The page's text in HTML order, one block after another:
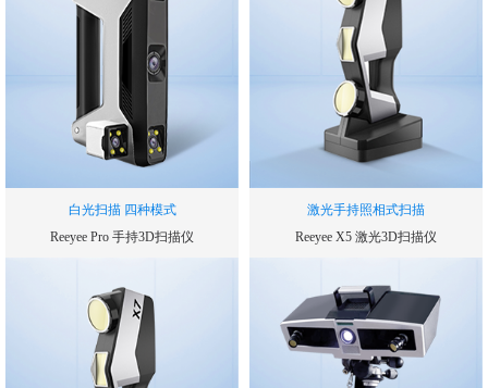
单幅扫描精度
0.05
mm
测量范围
210*150
白光扫描 四种模式
Reeyee Pro 手持3D扫描仪
测量精度
0.03mm
帧扫描区域
250*250
激光手持照相式扫描
Reeyee X5 激光3D扫描仪